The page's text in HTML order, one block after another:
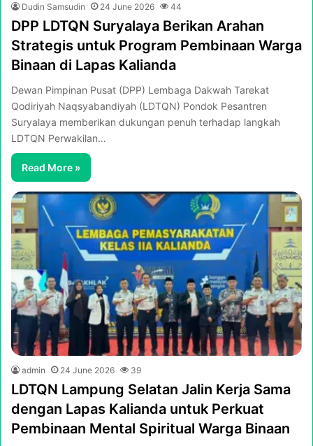
Dudin Samsudin 24 June 2026 44
DPP LDTQN Suryalaya Berikan Arahan
Strategis untuk Program Pembinaan Warga
Binaan di Lapas Kalianda
Dewan Pimpinan Pusat (DPP) Lembaga Dakwah Tarekat
Qodiriyah Naqsyabandiyah (LDTQN) Pondok Pesantren
Suryalaya memberikan dukungan penuh terhadap langkah
LDTQN Perwakilan…
Read More »
admin 24 June 2026 39
LDTQN Lampung Selatan Jalin Kerja Sama
dengan Lapas Kalianda untuk Perkuat
Pembinaan Mental Spiritual Warga Binaan